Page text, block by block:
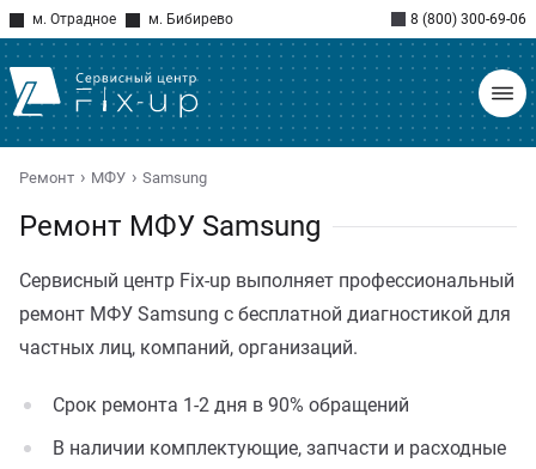
м. Отрадное м. Бибирево 8 (800) 300-69-06
Ремонт МФУ Samsung
Ремонт МФУ Samsung
Сервисный центр Fix-up выполняет профессиональный
ремонт МФУ Samsung с бесплатной диагностикой для
частных лиц, компаний, организаций.
Срок ремонта 1-2 дня в 90% обращений
В наличии комплектующие, запчасти и расходные